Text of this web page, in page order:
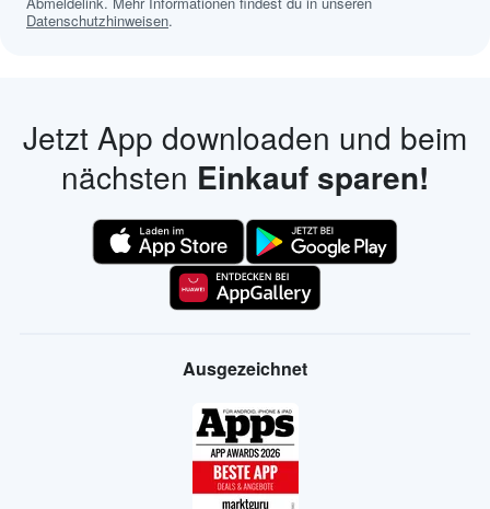
Datenschutzhinweisen.
Jetzt App downloaden und beim
nächsten Einkauf sparen!
Ausgezeichnet